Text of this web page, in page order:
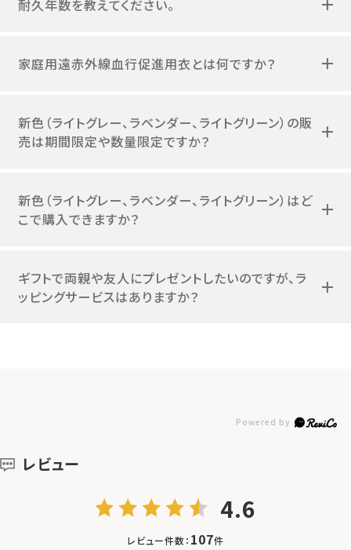
耐久年数を教えてください。
家庭用遠赤外線血行促進用衣とは何ですか？
新色（ライトグレー、ラベンダー、ライトグリーン）の販
売は期間限定や数量限定ですか？
新色（ライトグレー、ラベンダー、ライトグリーン）はど
こで購入できますか？
ギフトで両親や友人にプレゼントしたいのですが、ラ
ッピングサービスはありますか？
レビュー
4.6
レビュー件数： 107件